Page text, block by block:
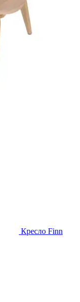
Кресло Finn